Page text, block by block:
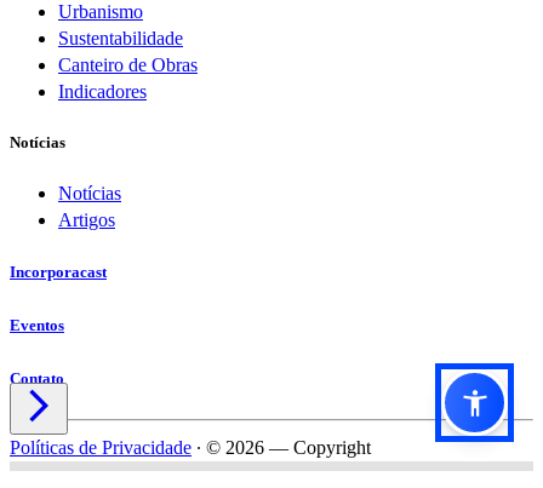
Urbanismo
Sustentabilidade
Canteiro de Obras
Indicadores
Notícias
Notícias
Artigos
Incorporacast
Eventos
Contato

Políticas de Privacidade ∙ © 2026 — Copyright